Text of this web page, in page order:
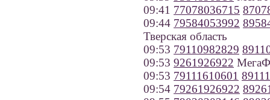
09:41 77078036715
09:44 79584053992
Тверская область
09:53 79110982829
09:53 9261926922
09:53 79111610601
09:54 79261926922